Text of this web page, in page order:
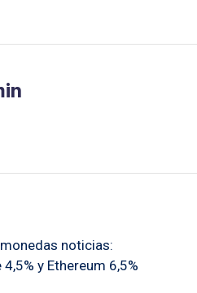
noticias:
y Ethereum 6,5%